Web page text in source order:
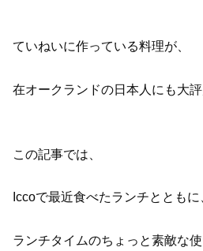
ていねいに作っている料理が、
在オークランドの日本人にも大
この記事では、
Iccoで最近食べたランチとともに
ランチタイムのちょっと素敵な